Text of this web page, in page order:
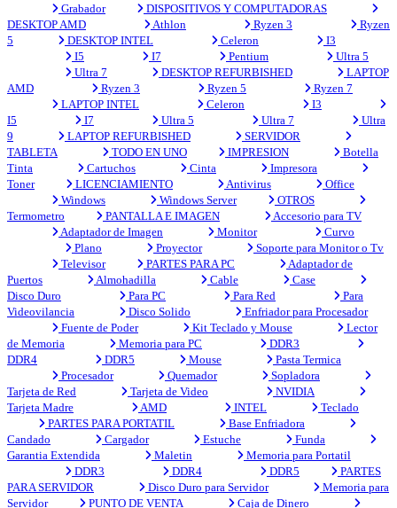
Grabador
DISPOSITIVOS Y COMPUTADORAS
DESKTOP AMD
Athlon Ryzen 3
Ryzen
5
DESKTOP INTEL Celeron
I3
I5
I7 Pentium
Ultra 5
Ultra 7
DESKTOP REFURBISHED
LAPTOP
AMD
Ryzen 3 Ryzen 5
Ryzen 7
LAPTOP INTEL
Celeron
I3
I5
I7 Ultra 5 Ultra 7
Ultra
9
LAPTOP REFURBISHED
SERVIDOR
TABLETA
TODO EN UNO IMPRESION
Botella
Tinta
Cartuchos Cinta
Impresora
Toner
LICENCIAMIENTO Antivirus
Office
Windows
Windows Server
OTROS
Termometro
PANTALLA E IMAGEN
Accesorio para TV
Adaptador de Imagen
Monitor
Curvo
Plano
Proyector
Soporte para Monitor o Tv
Televisor
PARTES PARA PC
Adaptador de
Puertos
Almohadilla Cable
Case
Disco Duro
Para PC Para Red
Para
Videovilancia
Disco Solido
Enfriador para Procesador
Fuente de Poder
Kit Teclado y Mouse
Lector
de Memoria
Memoria para PC
DDR3
DDR4
DDR5 Mouse
Pasta Termica
Procesador
Quemador
Sopladora
Tarjeta de Red
Tarjeta de Video
NVIDIA
Tarjeta Madre
AMD INTEL
Teclado
PARTES PARA PORTATIL
Base Enfriadora
Candado
Cargador Estuche
Funda
Garantia Extendida
Maletin
Memoria para Portatil
DDR3
DDR4 DDR5
PARTES
PARA SERVIDOR
Disco Duro para Servidor
Memoria para
Servidor
PUNTO DE VENTA Caja de Dinero